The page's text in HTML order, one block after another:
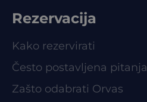
Rezervacija
Kako rezervirati
Često postavljena pitanja
Zašto odabrati Orvas